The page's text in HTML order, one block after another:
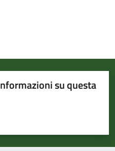
su questa
su 5
5